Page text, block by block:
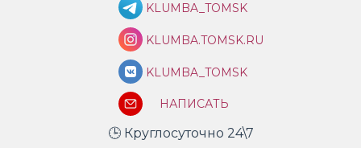
KLUMBA_TOMSK
KLUMBA.TOMSK.RU
KLUMBA_TOMSK
НАПИСАТЬ
🕒 Круглосуточно 24\7